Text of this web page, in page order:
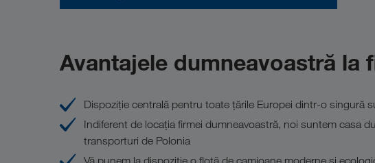
Avantajele dumneavoastră la
Dispoziţie centrală pentru toate ţările Europei dintr-o singură
Indiferent de locaţia firmei dumneavoastră, noi suntem casa
transporturi de Polonia